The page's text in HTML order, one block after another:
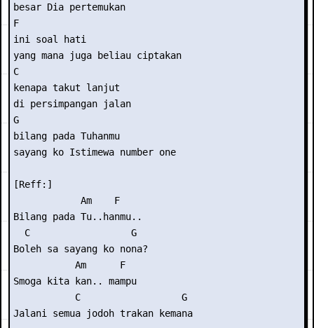
besar Dia pertemukan
F
ini soal hati
yang mana juga beliau ciptakan
C
kenapa takut lanjut
di persimpangan jalan
G
bilang pada Tuhanmu
sayang ko Istimewa number one
[Reff:]
            Am    F
Bilang pada Tu..hanmu..
  C                  G
Boleh sa sayang ko nona?
           Am      F
Smoga kita kan.. mampu
           C                  G
Jalani semua jodoh trakan kemana